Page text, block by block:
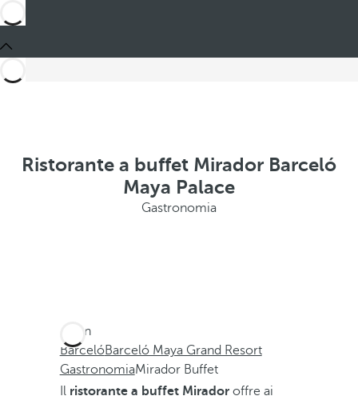
Ristorante a buffet Mirador Barceló
Maya Palace
Gastronomia
Sei in
BarcelóBarceló Maya Grand Resort
GastronomiaMirador Buffet
Il ristorante a buffet Miradoroffre ai